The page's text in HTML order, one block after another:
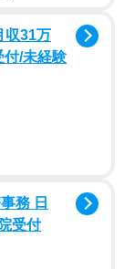
とは考え難く、
イルスが流行
で、夏にRSウ
する、これも
器から感染し
当に同時流行
収31万
付/未経験
務 日
受付